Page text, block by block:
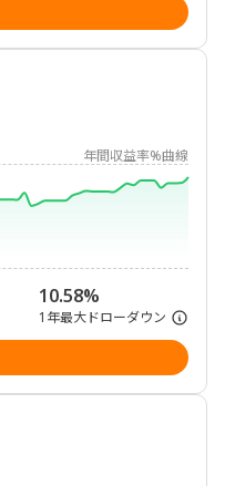
年間収益率%曲線
10.58%
1年最大ドローダウン